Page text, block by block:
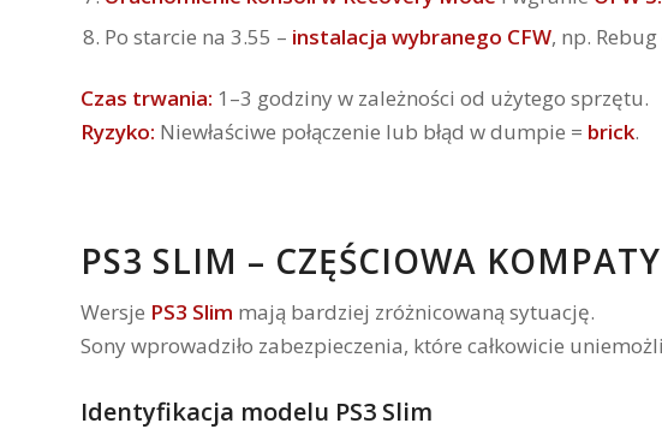
Po starcie na 3.55 – instalacja wybranego CFW, np.
Czas trwania: 1–3 godziny w zależności od użytego sprzętu.
Ryzyko: Niewłaściwe połączenie lub błąd w dumpie = brick.
PS3 SLIM – CZĘŚCIOWA
Wersje PS3 Slim mają bardziej zróżnicowaną sytuację.
Sony wprowadziło zabezpieczenia, które całkowicie
Identyfikacja modelu PS3 Slim